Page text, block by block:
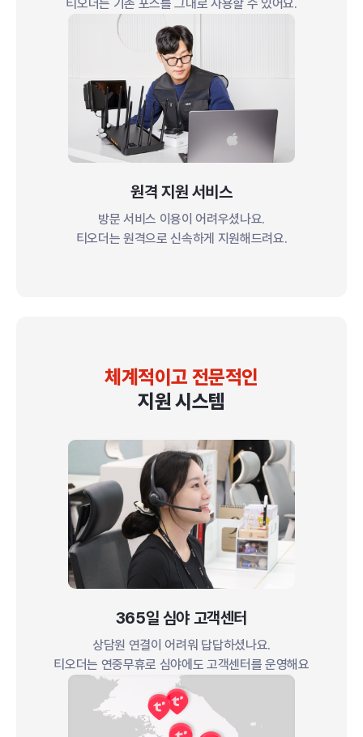
티오더는 기존 포스를 그대로 사용할 수 있어요.
원격 지원 서비스
방문 서비스 이용이 어려우셨나요.
티오더는 원격으로 신속하게 지원해드려요.
체계적이고 전문적인
지원 시스템
365일 심야 고객센터
상담원 연결이 어려워 답답하셨나요.
티오더는 연중무휴로 심야에도 고객센터를 운영해요